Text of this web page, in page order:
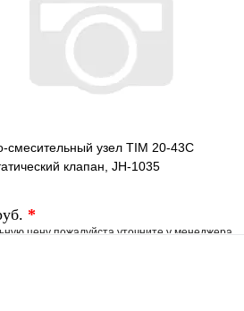
смесительный узел TIM 20-43С
клапан, JH-1035
*
цену пожалуйста уточните у менеджера